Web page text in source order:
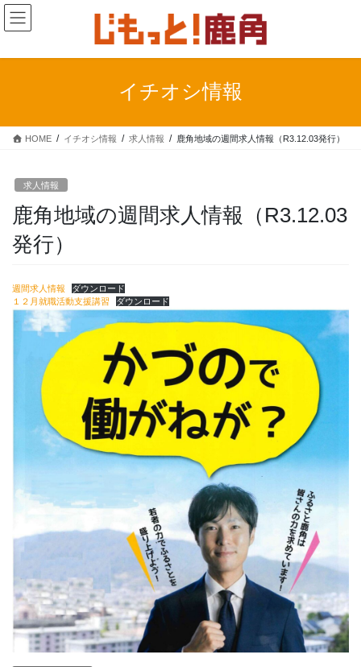
コ
ン
ン
動
ナ
ビ
ー
に
イチオシ情報
HOME イチオシ情報 求人情報 鹿角地域の週間求人情報（R3.12.03発行）
求人情報
鹿角地域の週間求人情報（R3.12.03
発行）
週間求人情報
ダウンロード
１２月就職活動支援講習
ダウンロード